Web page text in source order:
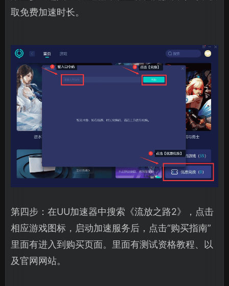
取免费加速时长。
第四步：在UU加速器中搜索《流放之路2》，点击
相应游戏图标，启动加速服务后，点击“购买指南”
里面有进入到购买页面。里面有测试资格教程、以
及官网网站。